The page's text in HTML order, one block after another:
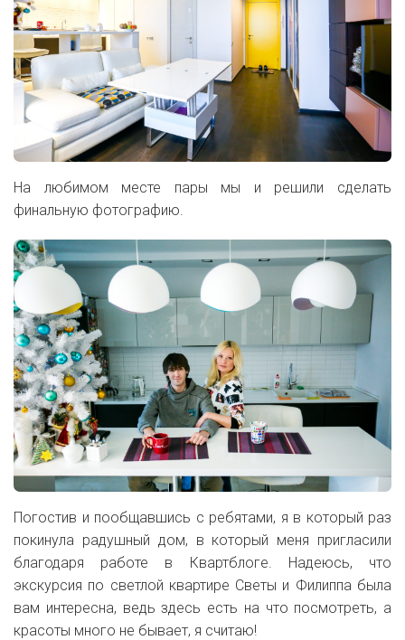
На любимом месте пары мы и решили сделать
финальную фотографию.
Погостив и пообщавшись с ребятами, я в который раз
покинула радушный дом, в который меня пригласили
благодаря работе в Квартблоге. Надеюсь, что
экскурсия по светлой квартире Светы и Филиппа была
вам интересна, ведь здесь есть на что посмотреть, а
красоты много не бывает, я считаю!